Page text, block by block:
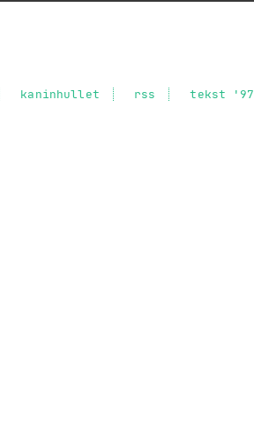
kaninhullet rss tekst '97